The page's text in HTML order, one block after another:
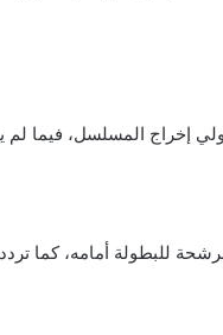
إخراج المسلسل، فيما
للبطولة أمامه، كما